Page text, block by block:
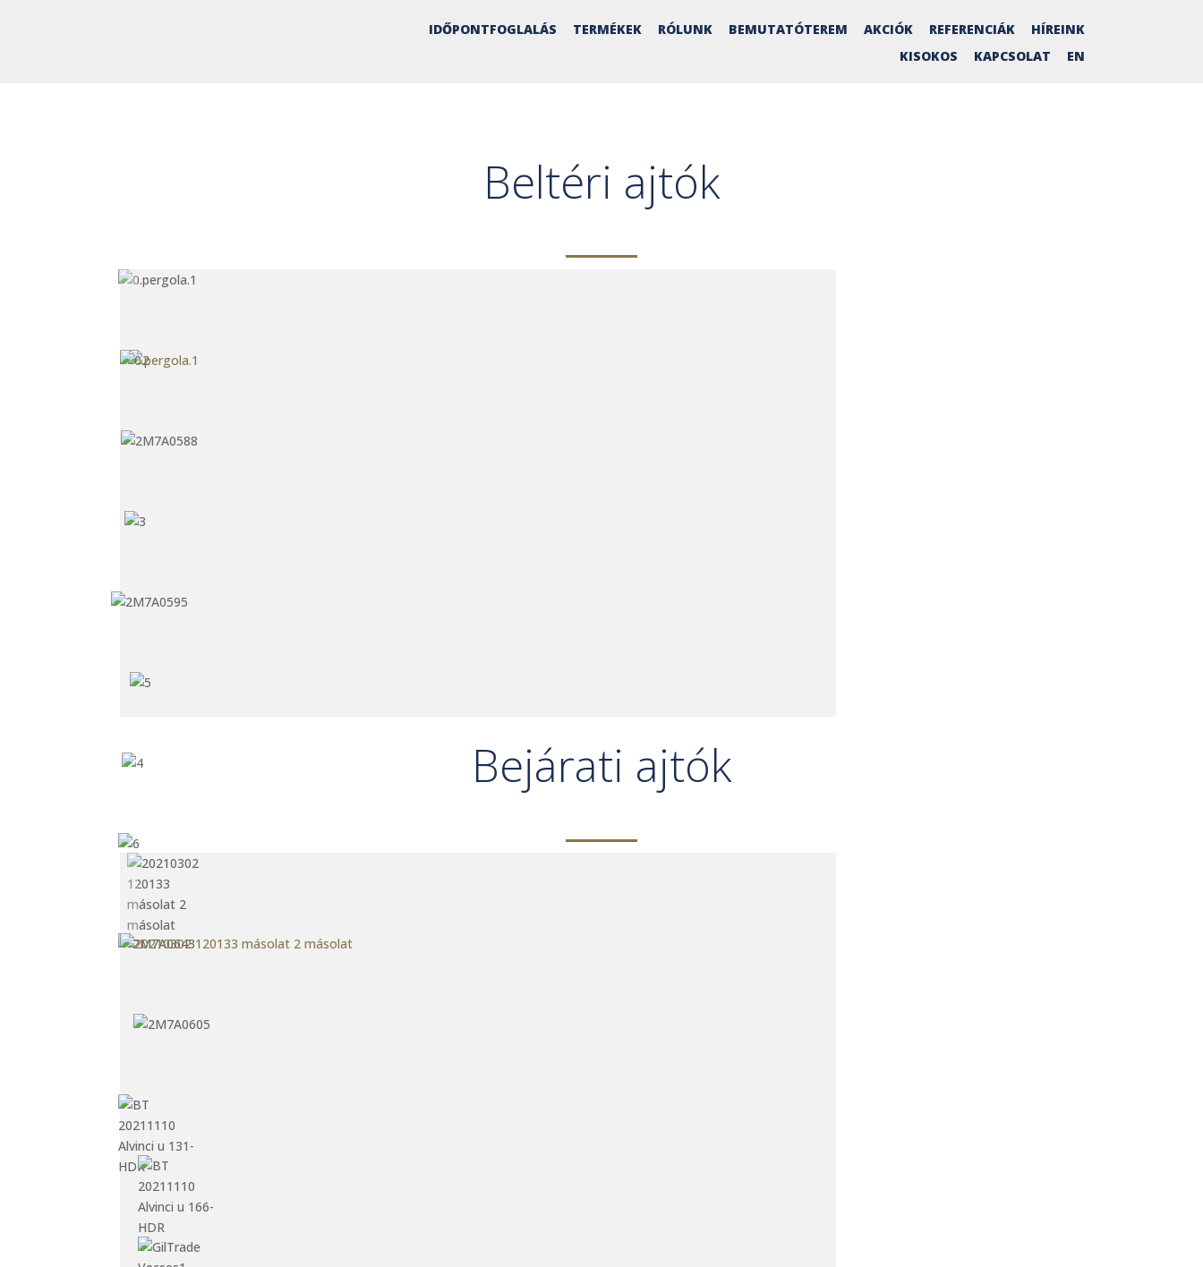
IDŐPONTFOGLALÁS TERMÉKEK RÓLUNK BEMUTATÓTEREM AKCIÓK REFERENCIÁK
HÍREINK
KISOKOS
KAPCSOLAT EN
Beltéri ajtók
Bejárati ajtók